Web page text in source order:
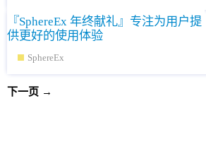
『SphereEx 年终献礼』专注为用户提
供更好的使用体验
SphereEx
下一页 →